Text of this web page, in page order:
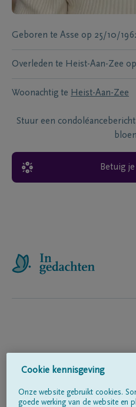
Geboren te Asse op 25/10/
Overleden te Heist-Aan-Zee op
Woonachtig te Heist-Aan-Zee
Stuur een
Betuig
Cookie kennisgeving
Onze website gebruikt cookies.
goede werking van de website en